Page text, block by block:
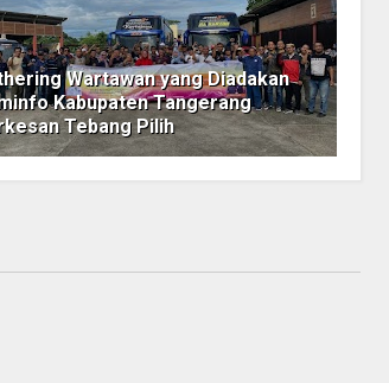
Wartawan yang Diadakan
Kabupaten Tangerang
Tebang Pilih